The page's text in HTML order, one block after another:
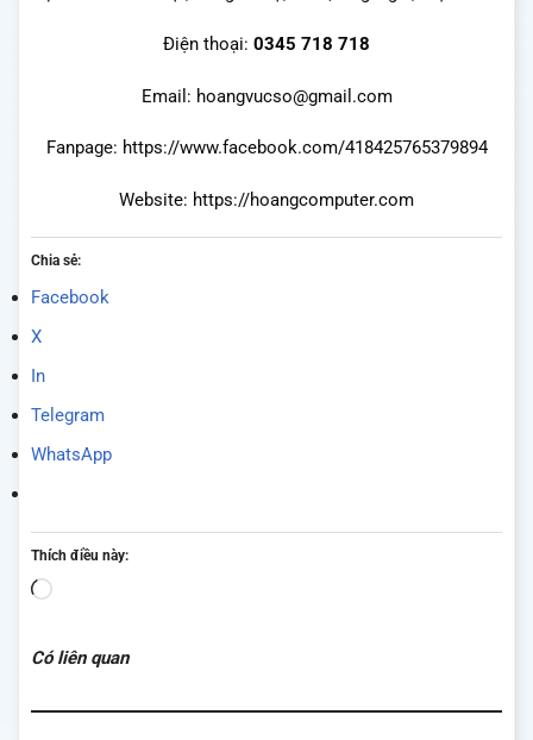
Điện thoại: 0345 718 718
Email: hoangvucso@gmail.com
Fanpage: https://www.facebook.com/418425765379894
Website: https://hoangcomputer.com
Chia sẻ:
Facebook
X
In
Telegram
WhatsApp
Thích điều này:
Đang
Có liên quan